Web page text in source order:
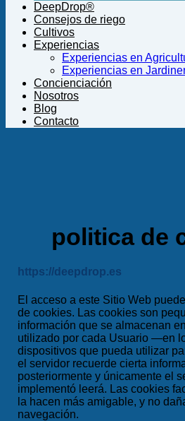
DeepDrop®
Consejos de riego
Cultivos
Experiencias
Experiencias en
Experiencias en
Concienciación
Nosotros
Blog
Contacto
politica de
https://deepdrop.es
El acceso a este Sitio Web
de cookies. Las cookies son
información que se almacenan
utilizado por cada Usuario —en
dispositivos que pueda utilizar
el servidor recuerde cierta
posteriormente y únicamente el
implementó leerá. Las cookies
la hacen más amigable, y no
navegación.